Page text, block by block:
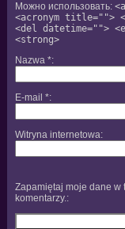
Можно использовать:
<acronym title="">
<del datetime="">
<strong>
Nazwa *
E-mail *
Witryna internetowa
Zapamiętaj moje dane
komentarzy.